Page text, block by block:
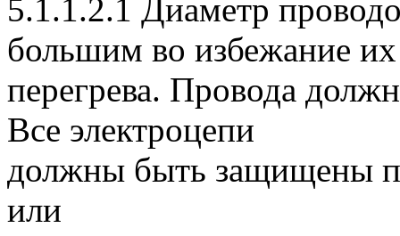
5.1.1.2.1 Диаметр
большим во избежание их
перегрева. Провода
Все электроцепи
должны быть защищены
или